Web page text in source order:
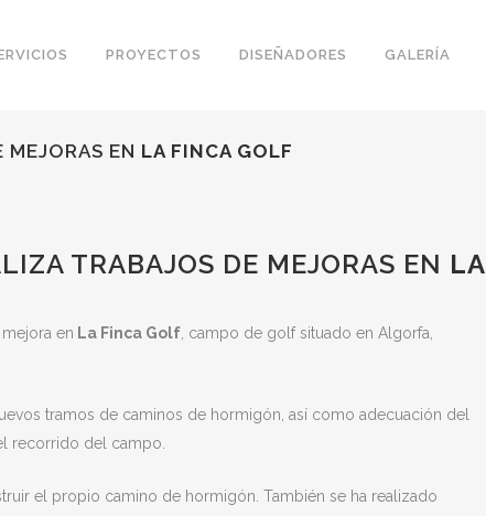
PROYECTOS DISEÑADORES GALERÍA
MEJORAS EN LA FINCA GOLF
TRABAJOS DE MEJORAS EN LA
en La Finca Golf , campo de golf situado en Algorfa,
tramos de caminos de hormigón, así como adecuación del
recorrido del campo.
el propio camino de hormigón. También se ha realizado